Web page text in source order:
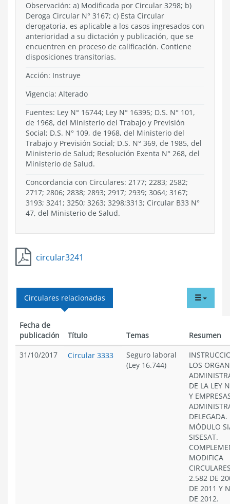
Observación: a) Modificada por Circular 3298; b)
Deroga Circular N° 3167; c) Esta Circular
derogatoria, es aplicable a los casos ingresados con
anterioridad a su dictación y publicación, que se
encuentren en proceso de calificación. Contiene
disposiciones transitorias.
Acción: Instruye
Vigencia: Alterado
Fuentes: Ley N° 16744; Ley N° 16395; D.S. N° 101,
de 1968, del Ministerio del Trabajo y Previsión
Social; D.S. N° 109, de 1968, del Ministerio del
Trabajo y Previsión Social; D.S. N° 369, de 1985, del
Ministerio de Salud; Resolución Exenta N° 268, del
Ministerio de Salud.
Concordancia con Circulares: 2177; 2283; 2582;
2717; 2806; 2838; 2893; 2917; 2939; 3064; 3167;
3193; 3241; 3250; 3263; 3298;3313; Circular B33 N°
47, del Ministerio de Salud.
circular3241
menu
Circulares relacionadas
Fecha de
publicación
Título Temas
Resumen
31/10/2017
Circular 3333
Seguro laboral
(Ley 16.744)
LOS
DE LA LEY
Y
DELEGADA.
MÓDULO
SISESAT.
MODIFICA
2.582 DE
DE 2011 Y
DE 2012.